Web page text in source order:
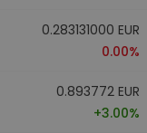
0.283131000 EUR
0.00%
0.893772 EUR
+3.00%